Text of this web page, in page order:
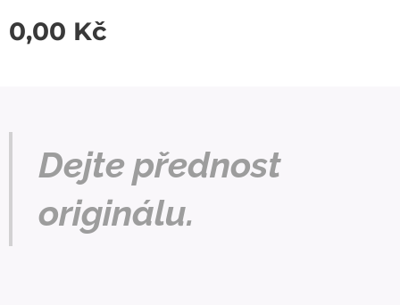
0,00 Kč
Dejte přednost
originálu.